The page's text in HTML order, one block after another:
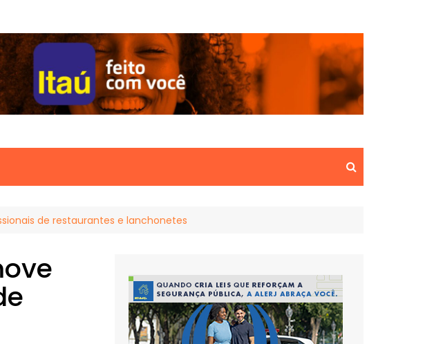
de restaurantes e lanchonetes